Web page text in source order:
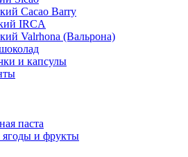
Cacao Barry
IRCA
Valrhona (Вальрона)
и капсулы
паста
и фрукты